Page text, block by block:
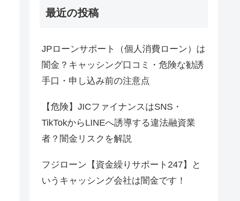
最近の投稿
JPローンサポート（個人消費ローン）は
闇金？キャッシング口コミ・危険な勧誘
手口・申し込み前の注意点
【危険】JICファイナンスはSNS・
TikTokからLINEへ誘導する違法融資業
者？闇金リスクを解説
フジローン【資金繰りサポート247】と
いうキャッシング会社は闇金です！